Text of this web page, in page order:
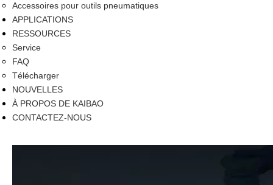
Accessoires pour outils pneumatiques
APPLICATIONS
RESSOURCES
Service
FAQ
Télécharger
NOUVELLES
À PROPOS DE KAIBAO
CONTACTEZ-NOUS